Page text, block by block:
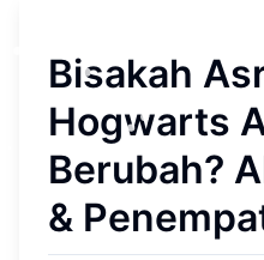
Bisakah
Hogwarts
Berubah?
&